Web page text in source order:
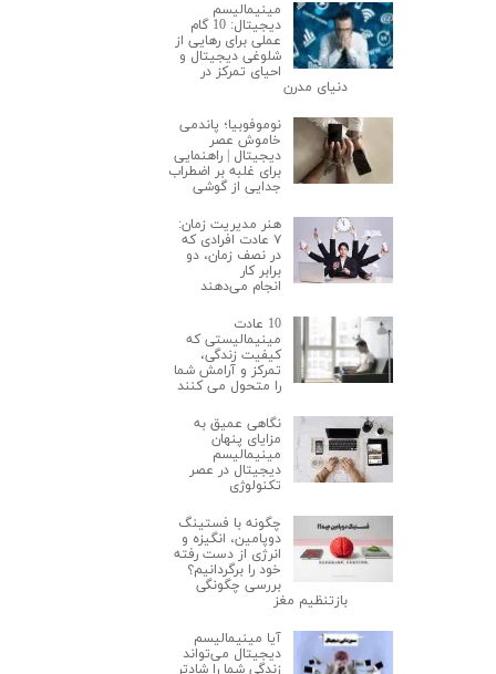
مینیمالیسم
دیجیتال: 10 گام
عملی برای رهایی از
شلوغی دیجیتال و
احیای تمرکز در
دنیای مدرن
نوموفوبیا؛ پاندمی
خاموش عصر
دیجیتال | راهنمایی
برای غلبه بر اضطراب
جدایی از گوشی
هنر مدیریت زمان:
۷ عادت افرادی که
در نصف زمان، دو
برابر کار
انجام می‌دهند
10 عادت
مینیمالیستی که
کیفیت زندگی،
تمرکز و آرامش شما
را متحول می کنند
نگاهی عمیق به
مزایای پنهان
مینیمالیسم
دیجیتال در عصر
تکنولوژی
چگونه با فستینگ
دوپامین، انگیزه و
انرژی از دست رفته
خود را برگردانیم؟
بررسی چگونگی
بازتنظیم مغز
آیا مینیمالیسم
دیجیتال می‌تواند
زندگی شما را شادتر